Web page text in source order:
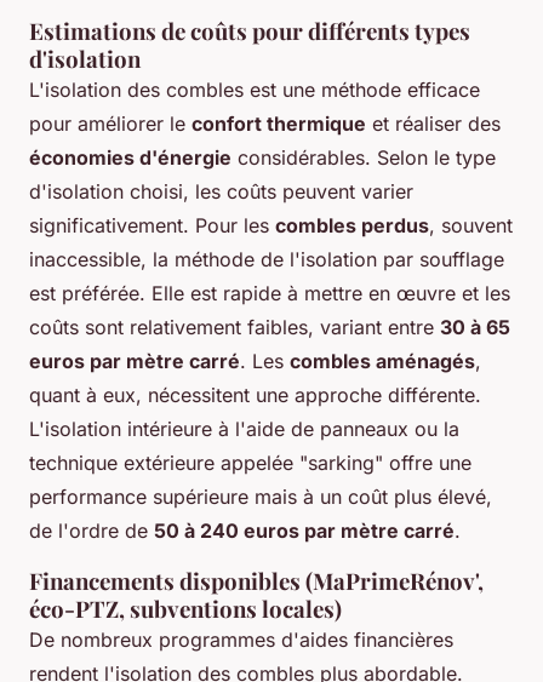
Estimations de coûts pour différents types
d'isolation
L'isolation des combles est une méthode efficace
pour améliorer le confort thermique et réaliser des
économies d'énergie considérables. Selon le type
d'isolation choisi, les coûts peuvent varier
significativement. Pour les combles perdus, souvent
inaccessible, la méthode de l'isolation par soufflage
est préférée. Elle est rapide à mettre en œuvre et les
coûts sont relativement faibles, variant entre 30 à 65
euros par mètre carré. Les combles aménagés,
quant à eux, nécessitent une approche différente.
L'isolation intérieure à l'aide de panneaux ou la
technique extérieure appelée "sarking" offre une
performance supérieure mais à un coût plus élevé,
de l'ordre de 50 à 240 euros par mètre carré.
Financements disponibles (MaPrimeRénov',
éco-PTZ, subventions locales)
De nombreux programmes d'aides financières
rendent l'isolation des combles plus abordable.